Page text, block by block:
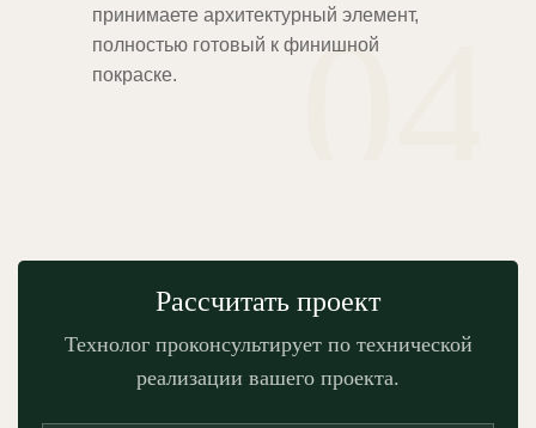
04
принимаете архитектурный элемент,
полностью готовый к финишной
покраске.
Рассчитать проект
Технолог проконсультирует по технической
реализации вашего проекта.